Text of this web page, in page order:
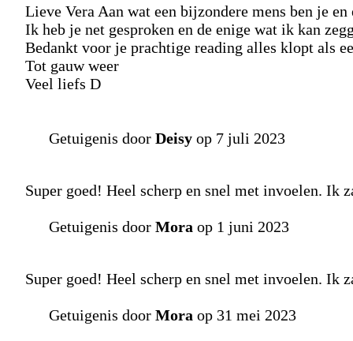
Lieve Vera Aan wat een bijzondere mens ben je
Ik heb je net gesproken en de enige wat ik kan
Bedankt voor je prachtige reading alles klopt als
Tot gauw weer
Veel liefs D
Getuigenis door Deisy op 7 juli 2023
Super goed! Heel scherp en snel met invoelen. Ik
Getuigenis door Mora op 1 juni 2023
Super goed! Heel scherp en snel met invoelen. Ik
Getuigenis door Mora op 31 mei 2023